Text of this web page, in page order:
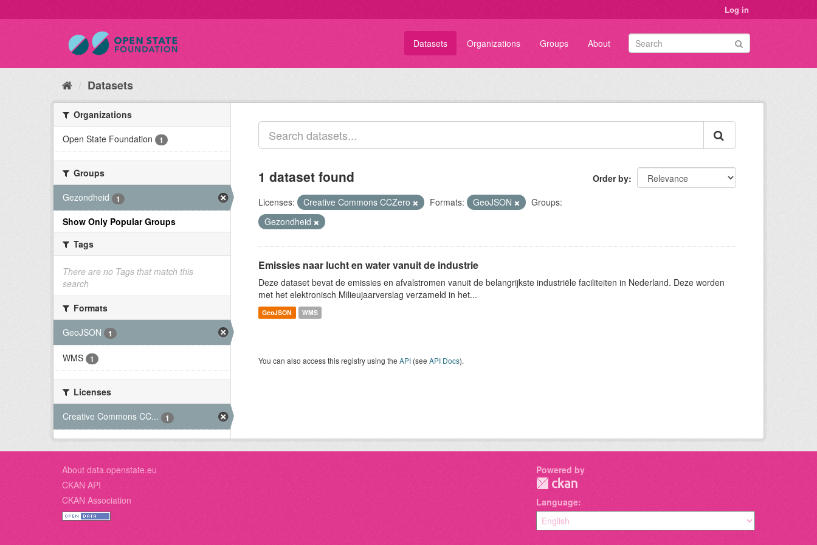
Log in
Datasets Organizations Groups About
Datasets
Organizations
Open State Foundation
1
Groups
Gezondheid
1
Show Only Popular Groups
Tags
There are no Tags that match this
search
Formats
GeoJSON
1
WMS 1
Licenses
Creative Commons CC...
1
Order by
1 dataset found
Licenses: Creative Commons CCZero Formats: GeoJSON
Groups:
Gezondheid
Emissies naar lucht en water vanuit de industrie
Deze dataset bevat de emissies en afvalstromen vanuit de belangrijkste industriële faciliteiten in Nederland. Deze worden
met het elektronisch Milieujaarverslag verzameld in het...
GeoJSON WMS
You can also access this registry using the API (see API Docs).
About data.openstate.eu
CKAN API
CKAN Association
Powered by
Language